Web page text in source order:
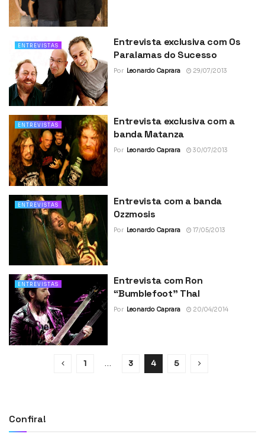
ENTREVISTAS
Entrevista exclusiva com Os
Paralamas do Sucesso
Por Leonardo Caprara 29/07/2013
ENTREVISTAS
Entrevista exclusiva com a
banda Matanza
Por Leonardo Caprara 30/07/2013
ENTREVISTAS
Entrevista com a banda
Ozzmosis
Por Leonardo Caprara 17/05/2013
ENTREVISTAS
Entrevista com Ron
“Bumblefoot” Thal
Por Leonardo Caprara 20/04/2014
1 … 3 4 5
Confira!